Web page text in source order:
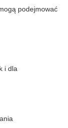
podejmować
i dla